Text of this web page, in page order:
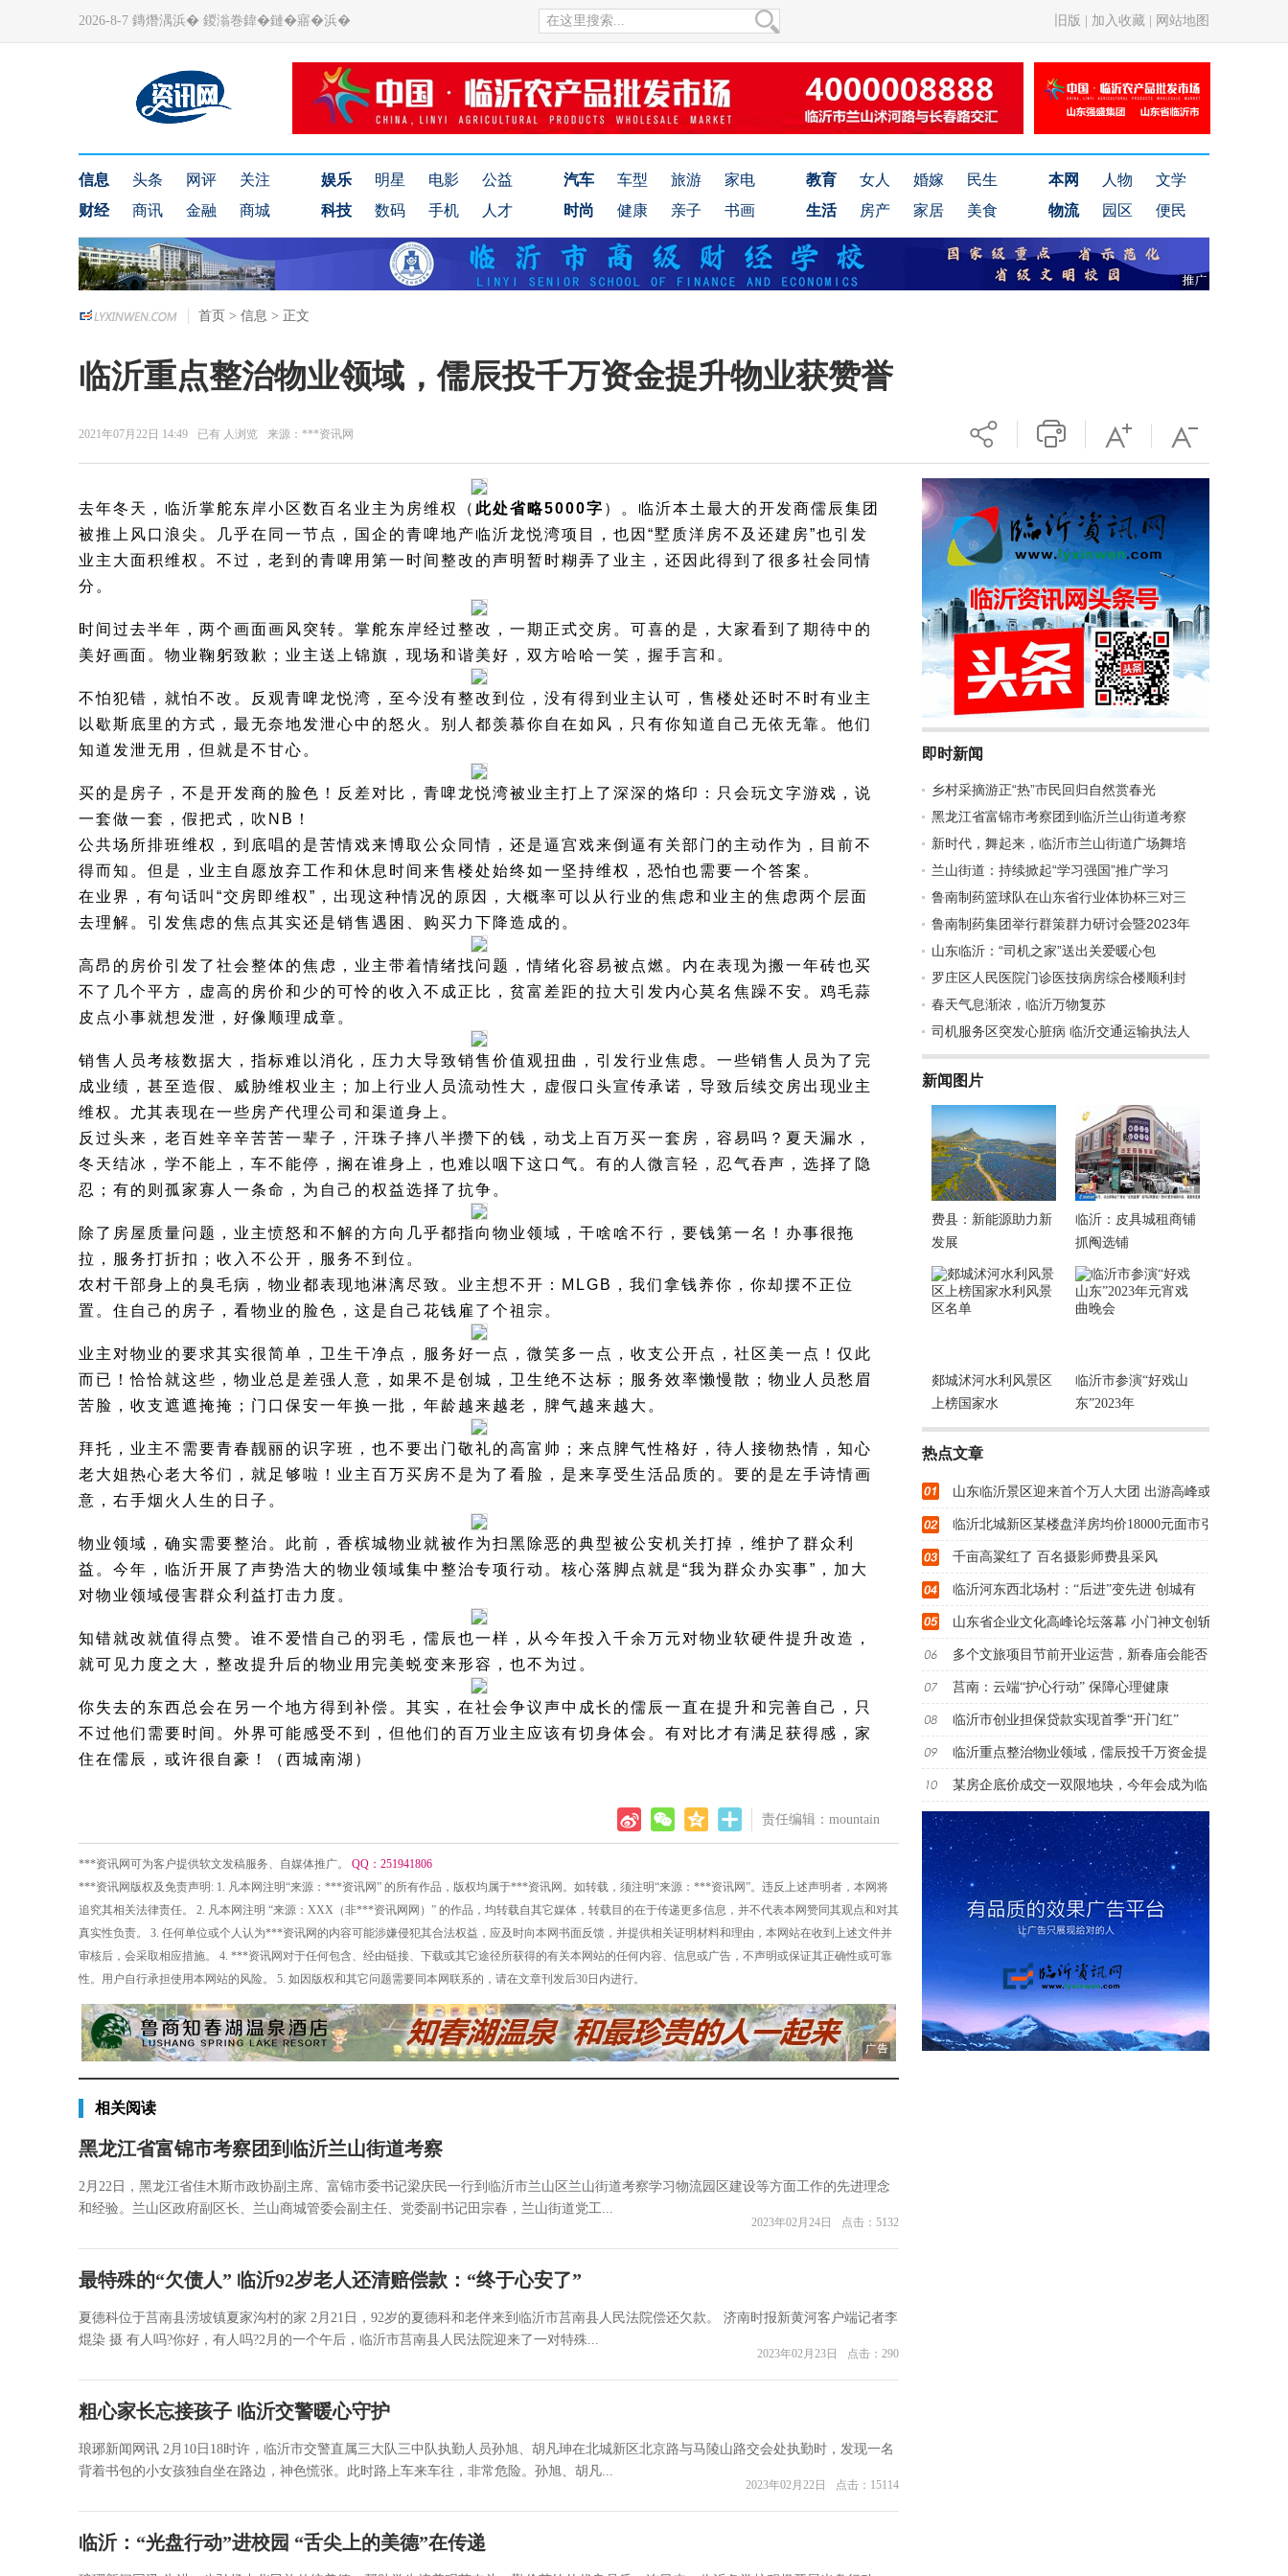
2026-8-7 鏄熸湡浜� 鍐滃巻鍏�鏈�寤�浜� 旧版 加入收藏 网站地图
信息 头条 网评
关注
财经
商讯 金融 商城
娱乐 明星 电影
公益
科技
数码 手机 人才
汽车 车型 旅游
家电
时尚
健康 亲子 书画
教育 女人 婚嫁
民生
生活
房产 家居 美食
本网 人物
文学
物流
园区 便民
首页 > 信息 > 正文
临沂重点整治物业领域，儒辰投千万资金提升物业获赞誉
2021年07月22日 14:49 已有 人浏览 来源：***资讯网
去年冬天，临沂掌舵东岸小区数百名业主为房维权（ 此处省略5000字 ）。临沂本土最大的开发商儒辰集团
被推上风口浪尖。
几乎在同一节点，国企的青啤地产临沂龙悦湾项目，也因“墅质洋房不及还建房”也引发
业主大面积维权。不过，老到的青啤用第一时间整改的声明暂时糊弄了业主，还因此得到了很多社会同情
分。
时间过去半年，两个画面画风突转。掌舵东岸经过整改，一期正式交房。可喜的是，大家看到了期待中的
美好画面。物业鞠躬致歉；业主送上锦旗，现场和谐美好，双方哈哈一笑，握手言和。
不怕犯错，就怕不改。反观青啤龙悦湾，至今没有整改到位，没有得到业主认可，售楼处还时不时有业主
以歇斯底里的方式，最无奈地发泄心中的怒火。别人都羡慕你自在如风，只有你知道自己无依无靠。他们
知道发泄无用，但就是不甘心。
买的是房子，不是开发商的脸色！反差对比，青啤龙悦湾被业主打上了深深的烙印：只会玩文字游戏，说
一套做一套，假把式，吹NB！
公共场所排班维权，到底唱的是苦情戏来博取公众同情，还是逼宫戏来倒逼有关部门的主动作为，目前不
得而知。但是，业主自愿放弃工作和休息时间来售楼处始终如一坚持维权，恐怕也需要一个答案。
在业界，有句话叫“交房即维权”，出现这种情况的原因，大概率可以从行业的焦虑和业主的焦虑两个层面
去理解。引发焦虑的焦点其实还是销售遇困、购买力下降造成的。
高昂的房价引发了社会整体的焦虑，业主带着情绪找问题，情绪化容易被点燃。内在表现为搬一年砖也买
不了几个平方，虚高的房价和少的可怜的收入不成正比，贫富差距的拉大引发内心莫名焦躁不安。鸡毛蒜
皮点小事就想发泄，好像顺理成章。
销售人员考核数据大，指标难以消化，压力大导致销售价值观扭曲，引发行业焦虑。一些销售人员为了完
成业绩，甚至造假、威胁维权业主；加上行业人员流动性大，虚假口头宣传承诺，导致后续交房出现业主
维权。尤其表现在一些房产代理公司和渠道身上。
反过头来，老百姓辛辛苦苦一辈子，汗珠子摔八半攒下的钱，动戈上百万买一套房，容易吗？夏天漏水，
冬天结冰，学不能上，车不能停，搁在谁身上，也难以咽下这口气。有的人微言轻，忍气吞声，选择了隐
忍；有的则孤家寡人一条命，为自己的权益选择了抗争。
除了房屋质量问题，业主愤怒和不解的方向几乎都指向物业领域，干啥啥不行，要钱第一名！办事很拖
拉，服务打折扣；收入不公开，服务不到位。
农村干部身上的臭毛病，物业都表现地淋漓尽致。业主想不开：MLGB，我们拿钱养你，你却摆不正位
置。住自己的房子，看物业的脸色，这是自己花钱雇了个祖宗。
业主对物业的要求其实很简单，卫生干净点，服务好一点，微笑多一点，收支公开点，社区美一点！仅此
而已！恰恰就这些，物业总是差强人意，如果不是创城，卫生绝不达标；服务效率懒慢散；物业人员愁眉
苦脸，收支遮遮掩掩；门口保安一年换一批，年龄越来越老，脾气越来越大。
拜托，业主不需要青春靓丽的识字班，也不要出门敬礼的高富帅；来点脾气性格好，待人接物热情，知心
老大姐热心老大爷们，就足够啦！业主百万买房不是为了看脸，是来享受生活品质的。要的是左手诗情画
意，右手烟火人生的日子。
物业领域，确实需要整治。此前，香槟城物业就被作为扫黑除恶的典型被公安机关打掉，维护了群众利
益。今年，临沂开展了声势浩大的物业领域集中整治专项行动。核心落脚点就是“我为群众办实事”，加大
对物业领域侵害群众利益打击力度。
知错就改就值得点赞。谁不爱惜自己的羽毛，儒辰也一样，从今年投入千余万元对物业软硬件提升改造，
就可见力度之大，整改提升后的物业用完美蜕变来形容，也不为过。
你失去的东西总会在另一个地方得到补偿。其实，在社会争议声中成长的儒辰一直在提升和完善自己，只
不过他们需要时间。外界可能感受不到，但他们的百万业主应该有切身体会。有对比才有满足获得感，家
住在儒辰，或许很自豪！（西城南湖）
责任编辑：mountain
***资讯网可为客户提供软文发稿服务、自媒体推广。 QQ：251941806
***资讯网版权及免责声明: 1. 凡本网注明“来源：***资讯网” 的所有作品，版权均属于***资讯网。如转载，须注明“来源：***资讯网”。违反上述声明者，本网将
追究其相关法律责任。 2. 凡本网注明 “来源：XXX（非***资讯网网）” 的作品，均转载自其它媒体，转载目的在于传递更多信息，并不代表本网赞同其观点和对其
真实性负责。 3. 任何单位或个人认为***资讯网的内容可能涉嫌侵犯其合法权益，应及时向本网书面反馈，并提供相关证明材料和理由，本网站在收到上述文件并
审核后，会采取相应措施。 4. ***资讯网对于任何包含、经由链接、下载或其它途径所获得的有关本网站的任何内容、信息或广告，不声明或保证其正确性或可靠
性。用户自行承担使用本网站的风险。 5. 如因版权和其它问题需要同本网联系的，请在文章刊发后30日内进行。
相关阅读
黑龙江省富锦市考察团到临沂兰山街道考察
2月22日，黑龙江省佳木斯市政协副主席、富锦市委书记梁庆民一行到临沂市兰山区兰山街道考察学习物流园区建设等方面工作的先进理念
和经验。兰山区政府副区长、兰山商城管委会副主任、党委副书记田宗春，兰山街道党工...
2023年02月24日 点击：5132
最特殊的“欠债人” 临沂92岁老人还清赔偿款：“终于心安了”
夏德科位于莒南县涝坡镇夏家沟村的家 2月21日，92岁的夏德科和老伴来到临沂市莒南县人民法院偿还欠款。 济南时报新黄河客户端记者李
焜染 摄 有人吗?你好，有人吗?2月的一个午后，临沂市莒南县人民法院迎来了一对特殊...
2023年02月23日 点击：290
粗心家长忘接孩子 临沂交警暖心守护
琅琊新闻网讯 2月10日18时许，临沂市交警直属三大队三中队执勤人员孙旭、胡凡珅在北城新区北京路与马陵山路交会处执勤时，发现一名
背着书包的小女孩独自坐在路边，神色慌张。此时路上车来车往，非常危险。孙旭、胡凡...
2023年02月22日 点击：15114
临沂：“光盘行动”进校园 “舌尖上的美德”在传递
即时新闻
乡村采摘游正“热”市民回归自然赏春光
黑龙江省富锦市考察团到临沂兰山街道考察
新时代，舞起来，临沂市兰山街道广场舞培
兰山街道：持续掀起“学习强国”推广学习
鲁南制药篮球队在山东省行业体协杯三对三
鲁南制药集团举行群策群力研讨会暨2023年
山东临沂：“司机之家”送出关爱暖心包
罗庄区人民医院门诊医技病房综合楼顺利封
春天气息渐浓，临沂万物复苏
司机服务区突发心脏病 临沂交通运输执法人
新闻图片
费县：新能源助力新
发展
临沂：皮具城租商铺
抓阄选铺
郯城沭河水利风景区
上榜国家水
临沂市参演“好戏山
东”2023年
热点文章
山东临沂景区迎来首个万人大团 出游高峰或
临沂北城新区某楼盘洋房均价18000元面市引
千亩高粱红了 百名摄影师费县采风
临沂河东西北场村：“后进”变先进 创城有
山东省企业文化高峰论坛落幕 小门神文创斩
多个文旅项目节前开业运营，新春庙会能否
莒南：云端“护心行动” 保障心理健康
临沂市创业担保贷款实现首季“开门红”
临沂重点整治物业领域，儒辰投千万资金提
某房企底价成交一双限地块，今年会成为临